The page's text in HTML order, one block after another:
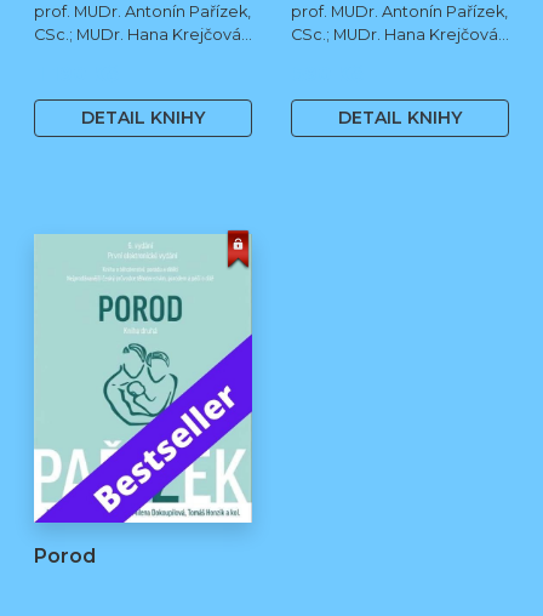
prof. MUDr. Antonín Pařízek,
CSc.; MUDr. Hana Krejčová,
Tomáš Honzík, Ph.D. a kol.
DETAIL KNIHY
prof. MUDr. Antonín Pařízek,
CSc.; MUDr. Hana Krejčová,
DETAIL KNIHY
Porod